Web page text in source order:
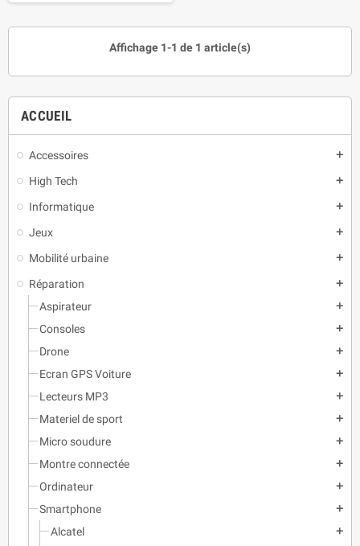
ACCUEIL
Accessoires add
High Tech add
Informatique add
Jeux add
Mobilité urbaine add
Réparation add
Aspirateur add
Consoles add
Drone add
Ecran GPS Voiture add
Lecteurs MP3 add
Materiel de sport add
Micro soudure add
Montre connectée add
Ordinateur add
Smartphone add
Alcatel add
Affichage 1-1 de 1 article(s)